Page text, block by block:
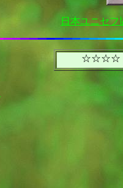
日本ユニセ
「神を待ちのぞむ」最新